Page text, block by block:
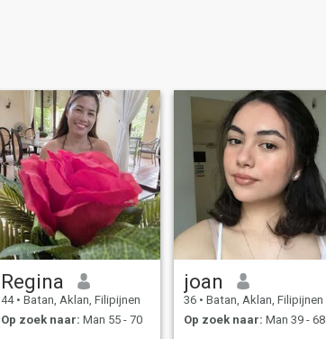
Regina
44 • Batan, Aklan, Filipijnen
Op zoek naar: Man 55 - 70
joan
36 • Batan, Aklan, Filipijnen
Op zoek naar: Man 39 - 68